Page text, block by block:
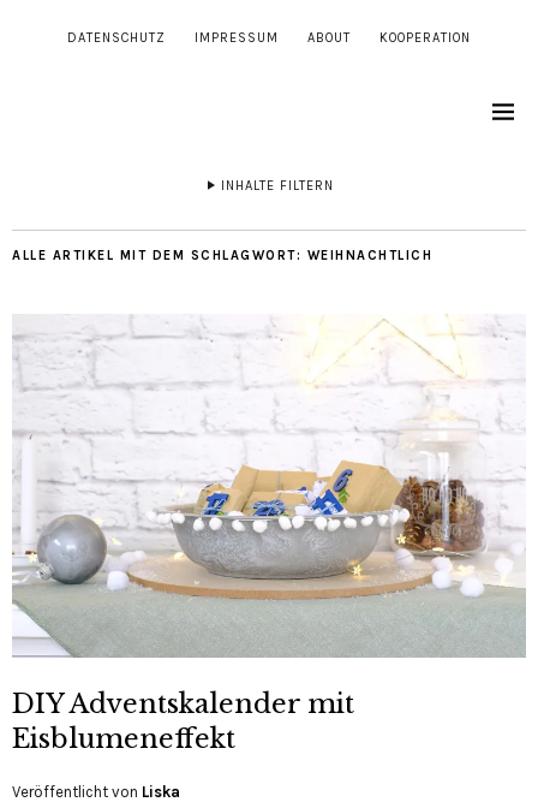
DATENSCHUTZ IMPRESSUM ABOUT KOOPERATION
INHALTE FILTERN
ALLE ARTIKEL MIT DEM SCHLAGWORT: WEIHNACHTLICH
DIY Adventskalender mit
Eisblumeneffekt
Veröffentlicht von Liska